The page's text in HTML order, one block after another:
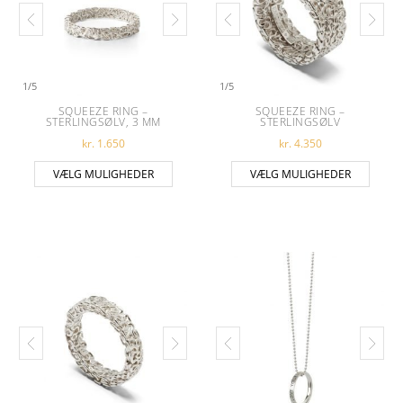
1/5
SQUEEZE RING –
STERLINGSØLV, 3 MM
kr.1.650
VÆLG MULIGHEDER
Dette vare har flere varianter.
1/5
SQUEEZE RING –
STERLINGSØLV
kr.4.350
VÆLG MULIGHEDER